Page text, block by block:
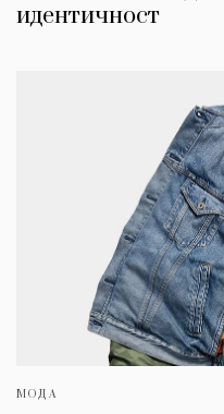
идентичност
МОДА
КАТЕГОРИИ
Wine&Dine
Подкасти
Изкуство